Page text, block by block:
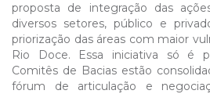
proposta de integração das
diversos setores, público e
priorização das áreas com maior
Rio Doce. Essa iniciativa só é
Comitês de Bacias estão
fórum de articulação e